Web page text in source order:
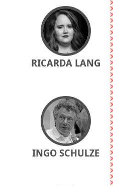
RICARDA LANG
INGO SCHULZE